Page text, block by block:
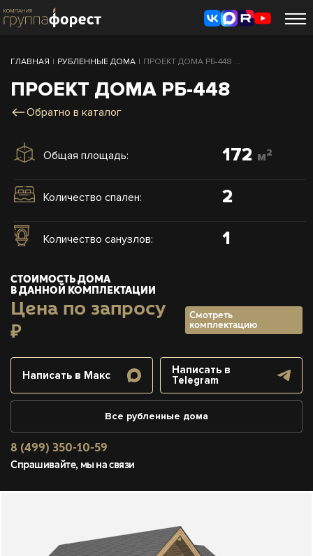
ГЛАВНАЯ | РУБЛЕННЫЕ ДОМА | ПРОЕКТ ДОМА РБ-448 ...
ПРОЕКТ ДОМА РБ-448
Обратно в каталог
Общая площадь: 172 м2
Количество спален: 2
Количество санузлов: 1
СТОИМОСТЬ ДОМА
В ДАННОЙ КОМПЛЕКТАЦИИ
Цена по запросу
₽
Смотреть
комплектацию
Написать в Макс
Написать в
Telegram
Все рубленные дома
8 (499) 350-10-59
Спрашивайте, мы на связи